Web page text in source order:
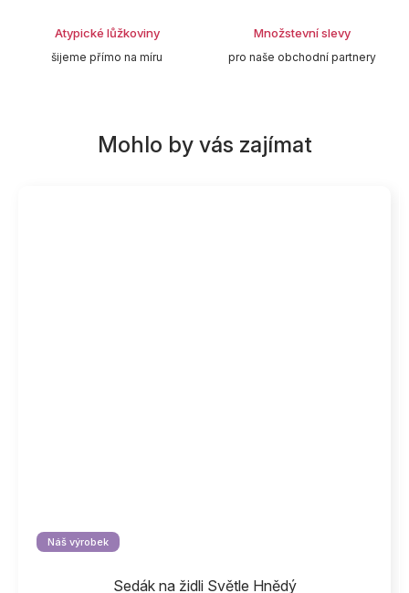
Atypické lůžkoviny
šijeme přímo na míru
Množstevní slevy
pro naše obchodní partnery
Náš výrobek
Sedák na židli Světle Hnědý